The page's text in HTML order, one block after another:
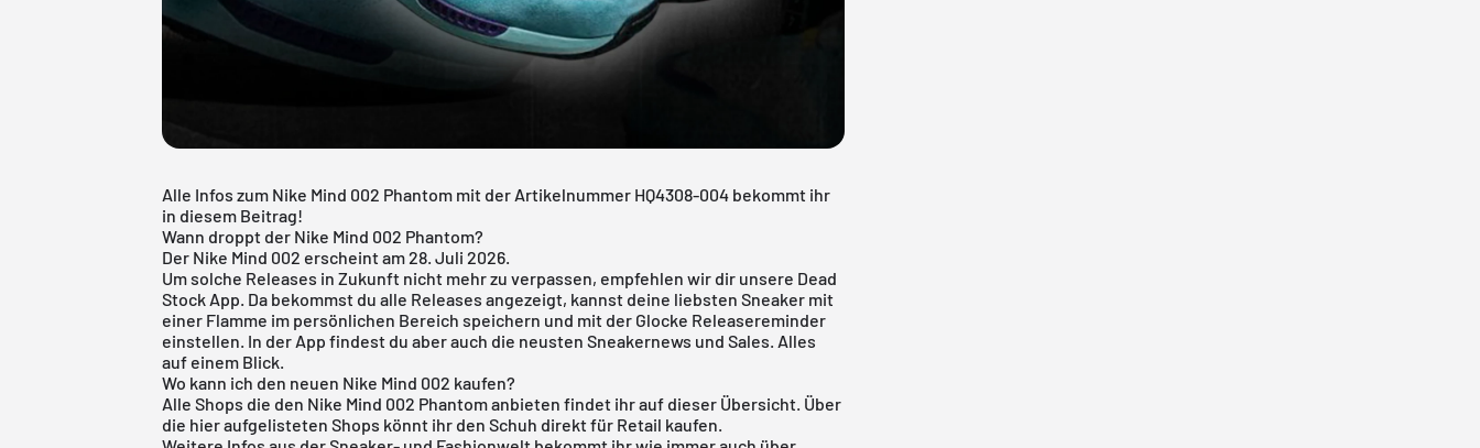
Alle Infos zum Nike Mind 002 Phantom mit der Artikelnummer HQ4308-004 bekommt ihr
in diesem Beitrag!
Wann droppt der Nike Mind 002 Phantom?
Der Nike Mind 002 erscheint am 28. Juli 2026.
Um solche Releases in Zukunft nicht mehr zu verpassen, empfehlen wir dir unsere Dead
Stock App . Da bekommst du alle Releases angezeigt, kannst deine liebsten Sneaker mit
einer Flamme im persönlichen Bereich speichern und mit der Glocke Releasereminder
einstellen. In der App findest du aber auch die neusten Sneakernews und Sales. Alles
auf einem Blick.
Wo kann ich den neuen Nike Mind 002 kaufen?
Alle Shops die den Nike Mind 002 Phantom anbieten findet ihr auf dieser Übersicht. Über
die hier aufgelisteten Shops könnt ihr den Schuh direkt für Retail kaufen.